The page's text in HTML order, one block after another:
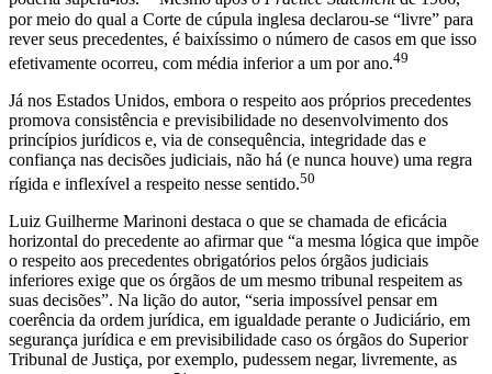
por meio do qual a Corte de cúpula inglesa declarou-se “livre” para
rever seus precedentes, é baixíssimo o número de casos em que isso
efetivamente ocorreu, com média inferior a um por ano.49
Já nos Estados Unidos, embora o respeito aos próprios precedentes
promova consistência e previsibilidade no desenvolvimento dos
princípios jurídicos e, via de consequência, integridade das e
confiança nas decisões judiciais, não há (e nunca houve) uma regra
rígida e inflexível a respeito nesse sentido.50
Luiz Guilherme Marinoni destaca o que se chamada de eficácia
horizontal do precedente ao afirmar que “a mesma lógica que impõe
o respeito aos precedentes obrigatórios pelos órgãos judiciais
inferiores exige que os órgãos de um mesmo tribunal respeitem as
suas decisões”. Na lição do autor, “seria impossível pensar em
coerência da ordem jurídica, em igualdade perante o Judiciário, em
segurança jurídica e em previsibilidade caso os órgãos do Superior
Tribunal de Justiça, por exemplo, pudessem negar, livremente, as